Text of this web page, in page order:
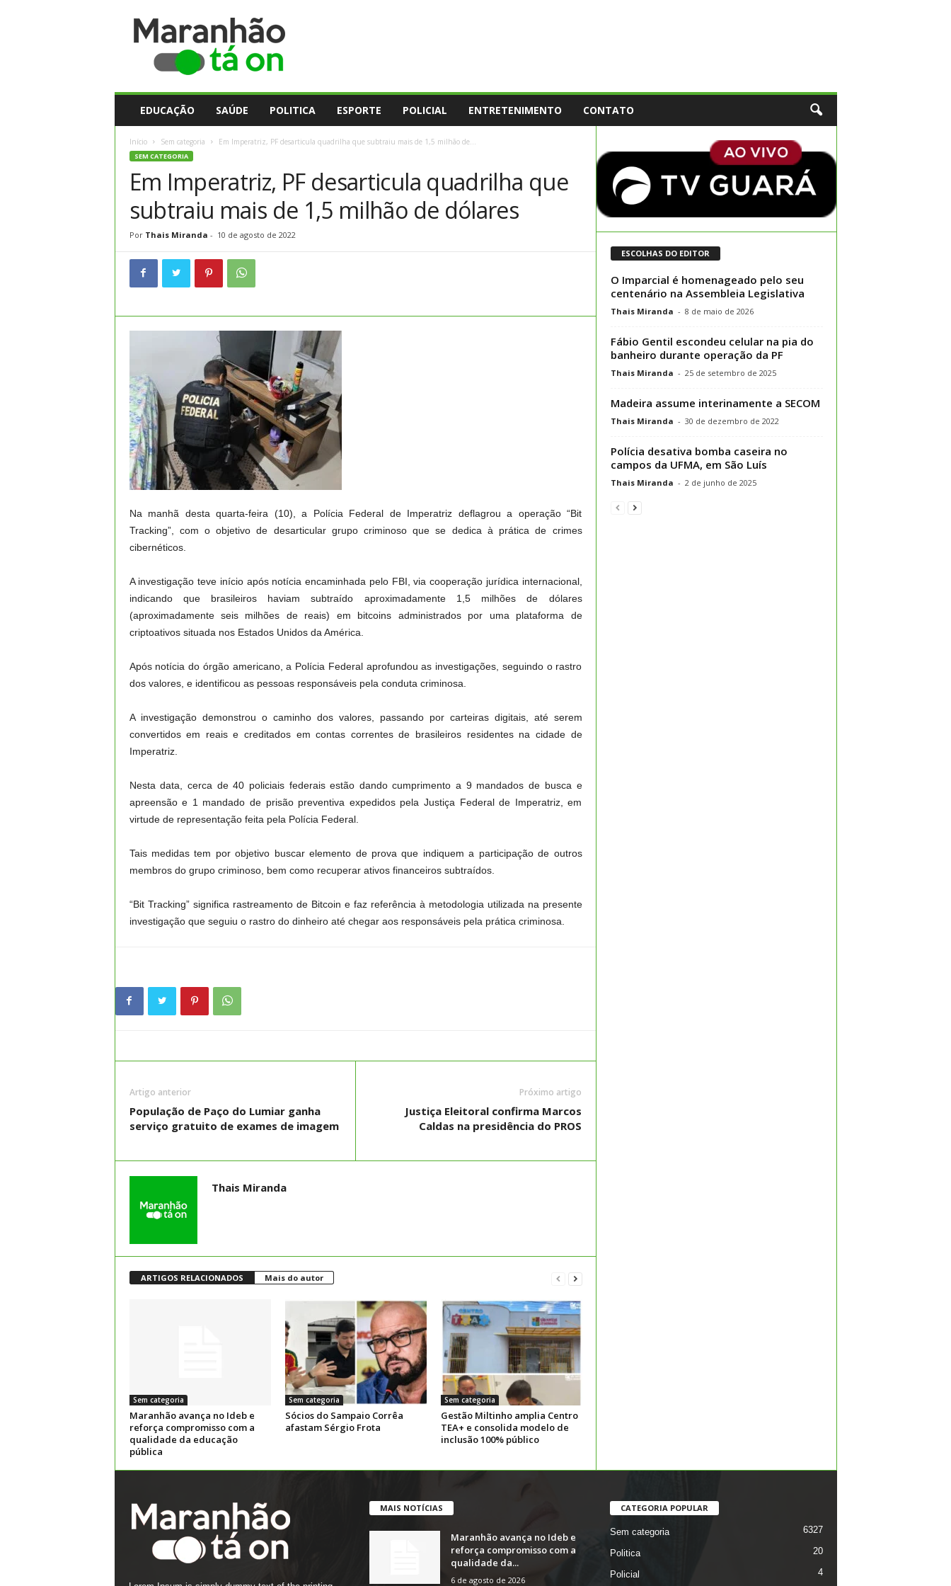
EDUCAÇÃO SAÚDE POLITICA ESPORTE POLICIAL ENTRETENIMENTO CONTATO
Início Sem categoria Em Imperatriz, PF desarticula quadrilha que subtraiu mais de 1,5 milhão de...
SEM CATEGORIA
Em Imperatriz, PF desarticula quadrilha que
subtraiu mais de 1,5 milhão de dólares
Por Thais Miranda - 10 de agosto de 2022
Na manhã desta quarta-feira (10), a Polícia Federal de Imperatriz deflagrou a operação “Bit
Tracking”, com o objetivo de desarticular grupo criminoso que se dedica à prática de crimes
cibernéticos.
A investigação teve início após notícia encaminhada pelo FBI, via cooperação jurídica internacional,
indicando que brasileiros haviam subtraído aproximadamente 1,5 milhões de dólares
(aproximadamente seis milhões de reais) em bitcoins administrados por uma plataforma de
criptoativos situada nos Estados Unidos da América.
Após notícia do órgão americano, a Polícia Federal aprofundou as investigações, seguindo o rastro
dos valores, e identificou as pessoas responsáveis pela conduta criminosa.
A investigação demonstrou o caminho dos valores, passando por carteiras digitais, até serem
convertidos em reais e creditados em contas correntes de brasileiros residentes na cidade de
Imperatriz.
Nesta data, cerca de 40 policiais federais estão dando cumprimento a 9 mandados de busca e
apreensão e 1 mandado de prisão preventiva expedidos pela Justiça Federal de Imperatriz, em
virtude de representação feita pela Polícia Federal.
Tais medidas tem por objetivo buscar elemento de prova que indiquem a participação de outros
membros do grupo criminoso, bem como recuperar ativos financeiros subtraídos.
“Bit Tracking” significa rastreamento de Bitcoin e faz referência à metodologia utilizada na presente
investigação que seguiu o rastro do dinheiro até chegar aos responsáveis pela prática criminosa.
Artigo anterior
População de Paço do Lumiar ganha
serviço gratuito de exames de imagem
Próximo artigo
Justiça Eleitoral confirma Marcos
Caldas na presidência do PROS
Thais Miranda
ARTIGOS RELACIONADOS Mais do autor
Sem categoria
Maranhão avança no Ideb e
reforça compromisso com a
qualidade da educação
pública
Sem categoria
Sócios do Sampaio Corrêa
afastam Sérgio Frota
Sem categoria
Gestão Miltinho amplia Centro
TEA+ e consolida modelo de
inclusão 100% público
ESCOLHAS DO EDITOR
O Imparcial é homenageado pelo seu
centenário na Assembleia Legislativa
Thais Miranda - 8 de maio de 2026
Fábio Gentil escondeu celular na pia do
banheiro durante operação da PF
Thais Miranda - 25 de setembro de 2025
Madeira assume interinamente a SECOM
Thais Miranda - 30 de dezembro de 2022
Polícia desativa bomba caseira no
campos da UFMA, em São Luís
Thais Miranda - 2 de junho de 2025
MAIS NOTÍCIAS
Maranhão avança no Ideb e
reforça compromisso com a
qualidade da...
6 de agosto de 2026
CATEGORIA POPULAR
Sem categoria 6327
Politica 20
Policial 4